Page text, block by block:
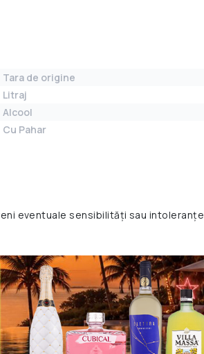
Tara de origine
Litraj
Alcool
Cu Pahar
eventuale sensibilități sau intoleranțe.